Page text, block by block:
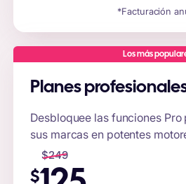
*Facturación
Los más
Planes
Desbloquee las funciones
sus marcas en potentes
$249
$